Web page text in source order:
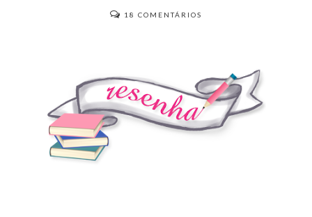
18 COMENTÁRIOS